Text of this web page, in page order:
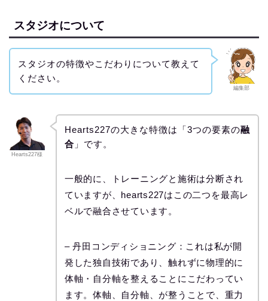
スタジオについて
編集部
スタジオの特徴やこだわりについて教えて
ください。
Hearts227様
Hearts227の大きな特徴は「3つの要素の融
合 」です。
一般的に、トレーニングと施術は分断され
ていますが、hearts227はこの二つを最高レ
ベルで融合させています。
– 丹田コンディショニング：これは私が開
発した独自技術であり、触れずに物理的に
体軸・自分軸を整えることにこだわってい
ます。体軸、自分軸、が整うことで、重力